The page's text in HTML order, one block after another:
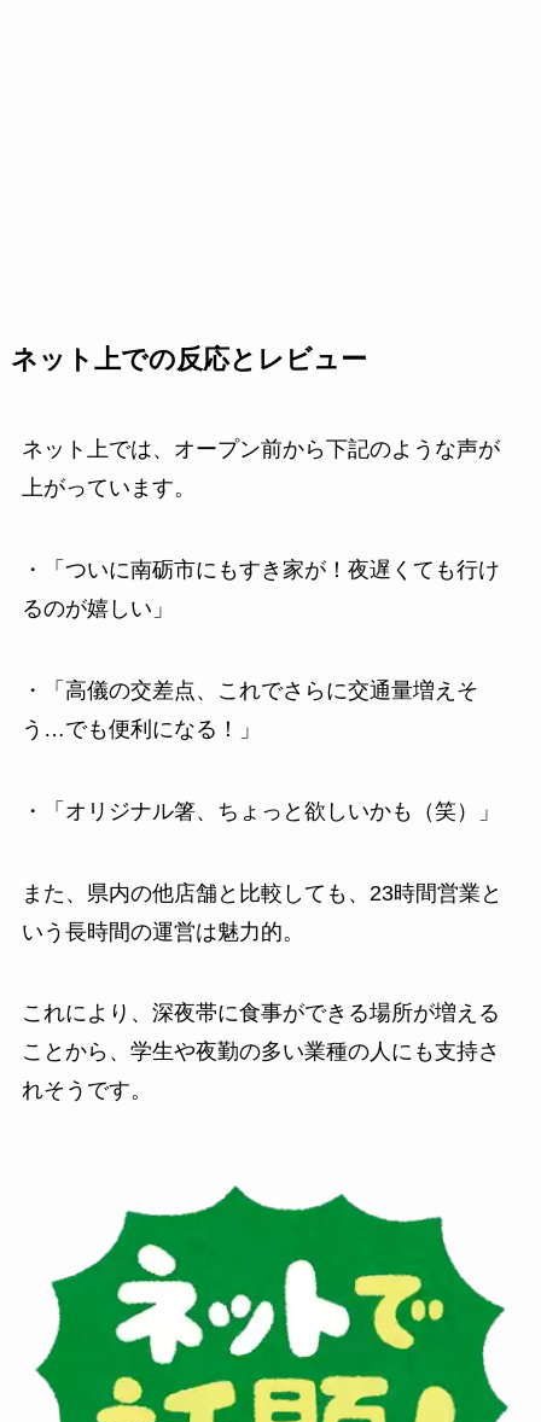
ネット上での反応とレビュー
ネット上では、オープン前から下記のような声が
上がっています。
・「ついに南砺市にもすき家が！夜遅くても行け
るのが嬉しい」
・「高儀の交差点、これでさらに交通量増えそ
う…でも便利になる！」
・「オリジナル箸、ちょっと欲しいかも（笑）」
また、県内の他店舗と比較しても、23時間営業と
いう長時間の運営は魅力的。
これにより、深夜帯に食事ができる場所が増える
ことから、学生や夜勤の多い業種の人にも支持さ
れそうです。